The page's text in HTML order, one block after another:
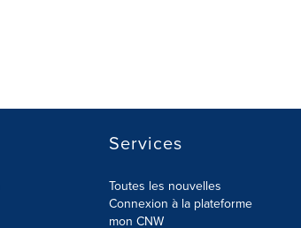
Services
Toutes les nouvelles
Connexion à la plateforme
mon CNW